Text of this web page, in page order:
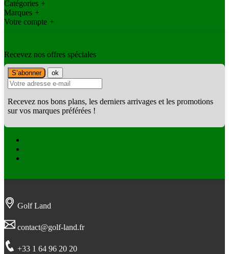
Catégories +
Marques +
Votre compte +
Recevez nos offres spéciales
Recevez nos bons plans, les derniers arrivages et les promotions
sur vos marques préférées !
Golf Land
contact@golf-land.fr
+33 1 64 96 20 20